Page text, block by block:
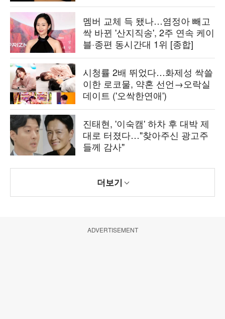
멤버 교체 득 됐나…염정아 빼고
싹 바뀐 '산지직송', 2주 연속 케이
블·종편 동시간대 1위 [종합]
시청률 2배 뛰었다…화제성 싹쓸
이한 로코물, 약혼 선언→오락실
데이트 ('오싹한연애')
진태현, '이숙캠' 하차 후 대박 제
대로 터졌다…"찾아주신 광고주
들께 감사"
더보기
ADVERTISEMENT